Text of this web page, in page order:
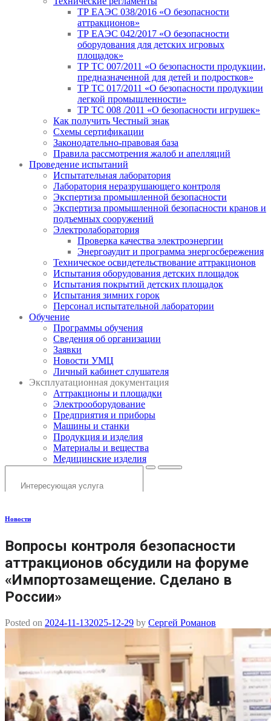
ТР ЕАЭС 038/2016 «О безопасности
аттракционов»
ТР ЕАЭС 042/2017 «О безопасности
оборудования для детских игровых
площадок»
ТР ТС 007/2011 «О безопасности продукции,
предназначенной для детей и подростков»
ТР ТС 017/2011 «О безопасности продукции
легкой промышленности»
ТР ТС 008 /2011 «О безопасности игрушек»
Как получить Честный знак
Схемы сертификации
Законодательно-правовая база
Правила рассмотрения жалоб и апелляций
Проведение испытаний
Испытательная лаборатория
Лаборатория неразрушающего контроля
Экспертиза промышленной безопасности
Экспертиза промышленной безопасности кранов и
подъемных сооружений
Электролаборатория
Проверка качества электроэнергии
Энергоаудит и программа энергосбережения
Техническое освидетельствование аттракционов
Испытания оборудования детских площадок
Испытания покрытий детских площадок
Испытания зимних горок
Персонал испытательной лаборатории
Обучение
Программы обучения
Сведения об организации
Заявки
Новости УМЦ
Личный кабинет слушателя
Эксплуатационная документация
Аттракционы и площадки
Электрооборудование
Предприятия и приборы
Машины и станки
Продукция и изделия
Материалы и вещества
Медицинские изделия
Новости
Вопросы контроля безопасности
аттракционов обсудили на форуме
«Импортозамещение. Сделано в
России»
Posted on 2024-11-132025-12-29 by Сергей Романов